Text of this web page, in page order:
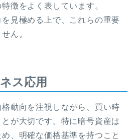
徴をよく表しています。
見極める上で、これらの重要
ん。
ス応用
動向を注視しながら、買い時
が大切です。特に暗号資産は
、明確な価格基準を持つこと